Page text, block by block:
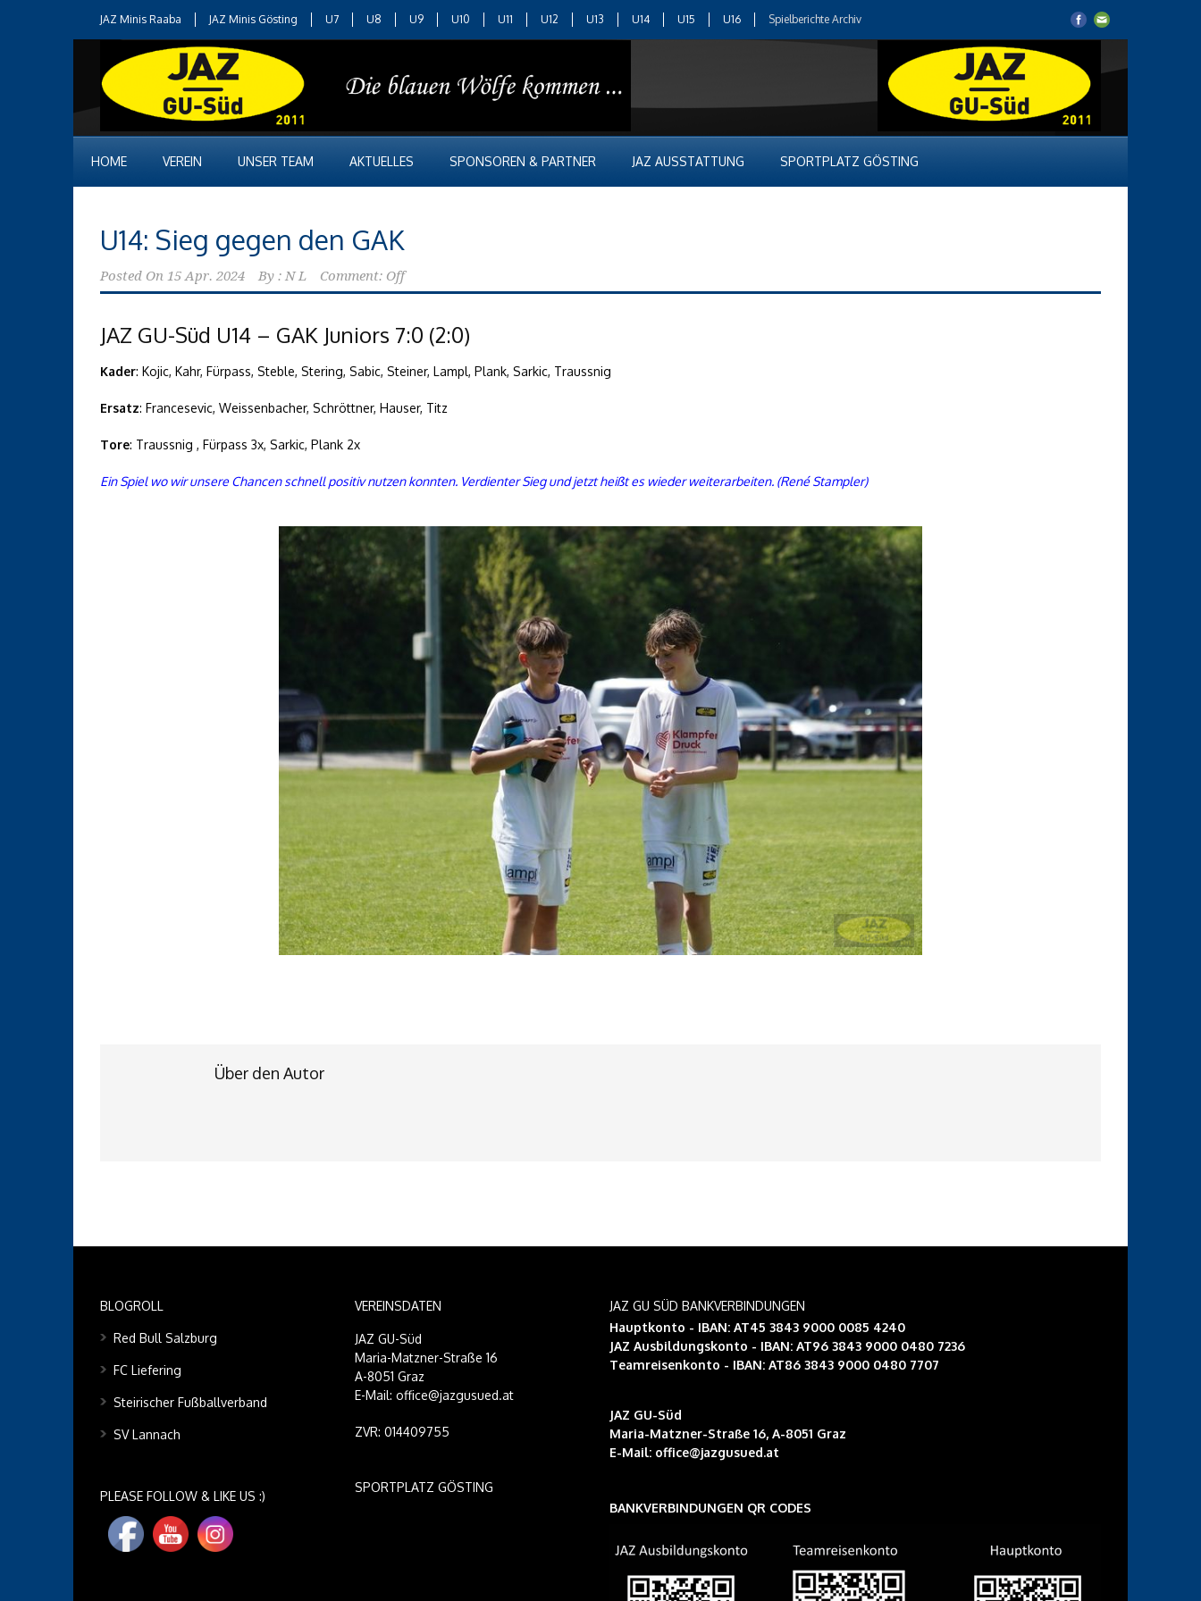
JAZ Minis Raaba JAZ Minis Gösting U7 U8 U9 U10 U11 U12 U13 U14 U15 U16 Spielberichte Archiv
HOME VEREIN UNSER TEAM AKTUELLES SPONSOREN & PARTNER JAZ AUSSTATTUNG SPORTPLATZ GÖSTING
U14: Sieg gegen den GAK
Posted On 15 Apr. 2024 By : N L Comment: Off
JAZ GU-Süd U14 – GAK Juniors 7:0 (2:0)
Kader: Kojic, Kahr, Fürpass, Steble, Stering, Sabic, Steiner, Lampl, Plank, Sarkic, Traussnig
Ersatz: Francesevic, Weissenbacher, Schröttner, Hauser, Titz
Tore: Traussnig , Fürpass 3x, Sarkic, Plank 2x
Ein Spiel wo wir unsere Chancen schnell positiv nutzen konnten. Verdienter Sieg und jetzt heißt es wieder weiterarbeiten. (René Stampler)
Über den Autor
BLOGROLL
Red Bull Salzburg
FC Liefering
Steirischer Fußballverband
SV Lannach
PLEASE FOLLOW & LIKE US :)
VEREINSDATEN
JAZ GU-Süd
Maria-Matzner-Straße 16
A-8051 Graz
E-Mail: office@jazgusued.at
ZVR: 014409755
SPORTPLATZ GÖSTING
JAZ GU SÜD BANKVERBINDUNGEN
Hauptkonto - IBAN: AT45 3843 9000 0085 4240
JAZ Ausbildungskonto - IBAN: AT96 3843 9000 0480 7236
Teamreisenkonto - IBAN: AT86 3843 9000 0480 7707
JAZ GU-Süd
Maria-Matzner-Straße 16, A-8051 Graz
E-Mail: office@jazgusued.at
BANKVERBINDUNGEN QR CODES